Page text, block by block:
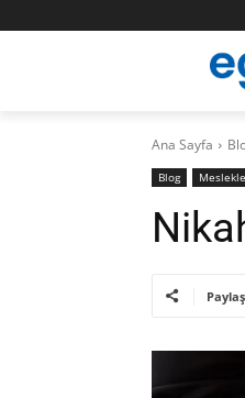
Ana Sayfa
Blog
Paylaş